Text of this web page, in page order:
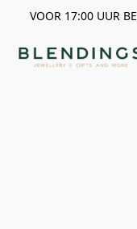
VOOR 17:00 UUR